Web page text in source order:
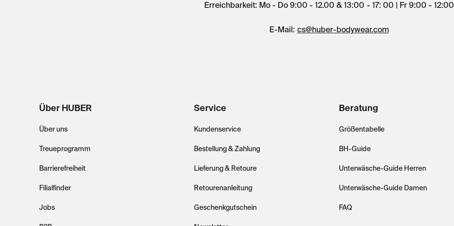
Erreichbarkeit: Mo - Do 9:00 - 12.00 & 13:00 - 17: 00 | Fr 9:00 - 12:00
E-Mail: cs@huber-bodywear.com
Über HUBER
Über uns
Treueprogramm
Barrierefreiheit
Filialfinder
Jobs
Service
Kundenservice
Bestellung & Zahlung
Lieferung & Retoure
Retourenanleitung
Geschenkgutschein
Beratung
Größentabelle
BH-Guide
Unterwäsche-Guide Herren
Unterwäsche-Guide Damen
FAQ